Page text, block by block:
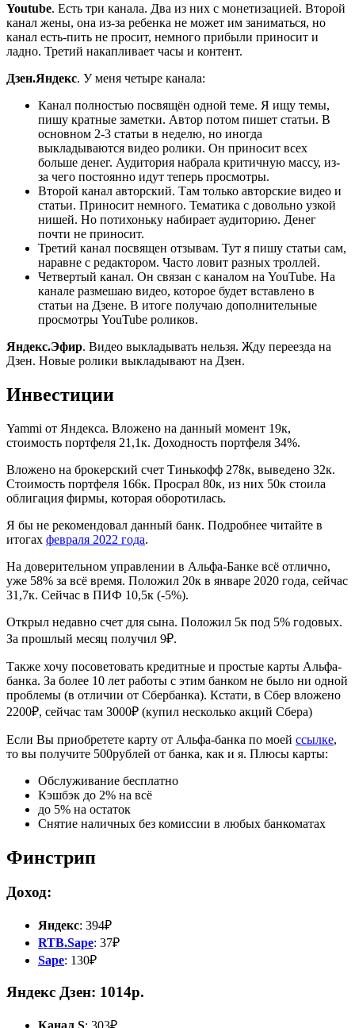
Youtube. Есть три канала. Два из них с монетизацией. Второй
канал жены, она из-за ребенка не может им заниматься, но
канал есть-пить не просит, немного прибыли приносит и
ладно. Третий накапливает часы и контент.
Дзен.Яндекс. У меня четыре канала:
Канал полностью посвящён одной теме. Я ищу темы,
пишу кратные заметки. Автор потом пишет статьи. В
основном 2-3 статьи в неделю, но иногда
выкладываются видео ролики. Он приносит всех
больше денег. Аудитория набрала критичную массу, из-
за чего постоянно идут теперь просмотры.
Второй канал авторский. Там только авторские видео и
статьи. Приносит немного. Тематика с довольно узкой
нишей. Но потихоньку набирает аудиторию. Денег
почти не приносит.
Третий канал посвящен отзывам. Тут я пишу статьи сам,
наравне с редактором. Часто ловит разных троллей.
Четвертый канал. Он связан с каналом на YouTube. На
канале размешаю видео, которое будет вставлено в
статьи на Дзене. В итоге получаю дополнительные
просмотры YouTube роликов.
Яндекс.Эфир. Видео выкладывать нельзя. Жду переезда на
Дзен. Новые ролики выкладывают на Дзен.
Инвестиции
Yammi от Яндекса. Вложено на данный момент 19к,
стоимость портфеля 21,1к. Доходность портфеля 34%.
Вложено на брокерский счет Тинькофф 278к, выведено 32к.
Стоимость портфеля 166к. Просрал 80к, из них 50к стоила
облигация фирмы, которая оборотилась.
Я бы не рекомендовал данный банк. Подробнее читайте в
итогах февраля 2022 года.
На доверительном управлении в Альфа-Банке всё отлично,
уже 58% за всё время. Положил 20к в январе 2020 года, сейчас
31,7к. Сейчас в ПИФ 10,5к (-5%).
Открыл недавно счет для сына. Положил 5к под 5% годовых.
За прошлый месяц получил 9₽.
Также хочу посоветовать кредитные и простые карты Альфа-
банка. За более 10 лет работы с этим банком не было ни одной
проблемы (в отличии от Сбербанка). Кстати, в Сбер вложено
2200₽, сейчас там 3000₽ (купил несколько акций Сбера)
Если Вы приобретете карту от Альфа-банка по моей ссылке,
то вы получите 500рублей от банка, как и я. Плюсы карты:
Обслуживание бесплатно
Кэшбэк до 2% на всё
до 5% на остаток
Снятие наличных без комиссии в любых банкоматах
Финстрип
Доход:
Яндекс: 394₽
RTB.Sape: 37₽
Sape: 130₽
Яндекс Дзен: 1014р.
Канал S: 303₽